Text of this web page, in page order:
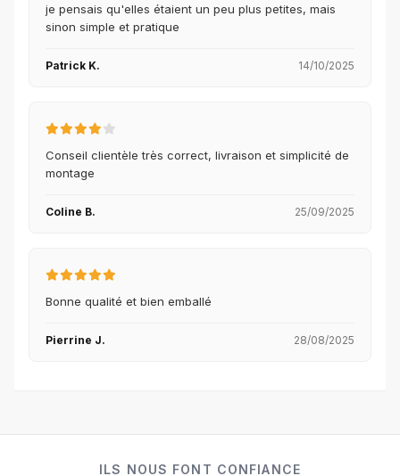
je pensais qu'elles étaient un peu plus petites, mais
sinon simple et pratique
Patrick K. 14/10/2025
Conseil clientèle très correct, livraison et simplicité de
montage
Coline B. 25/09/2025
Bonne qualité et bien emballé
Pierrine J. 28/08/2025
ILS NOUS FONT CONFIANCE